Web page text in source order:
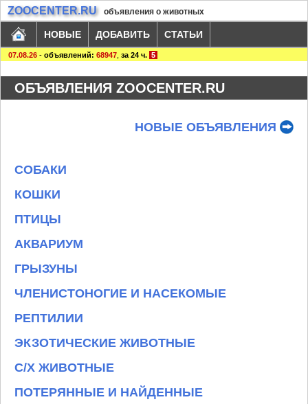
ZOOCENTER.RU объявления о животных
НОВЫЕ ДОБАВИТЬ СТАТЬИ
07.08.26 - объявлений: 68947 за 24 ч. 5
ОБЪЯВЛЕНИЯ ZOOCENTER.RU
НОВЫЕ ОБЪЯВЛЕНИЯ
СОБАКИ
КОШКИ
ПТИЦЫ
АКВАРИУМ
ГРЫЗУНЫ
ЧЛЕНИСТОНОГИЕ И НАСЕКОМЫЕ
РЕПТИЛИИ
ЭКЗОТИЧЕСКИЕ ЖИВОТНЫЕ
С/Х ЖИВОТНЫЕ
ПОТЕРЯННЫЕ И НАЙДЕННЫЕ